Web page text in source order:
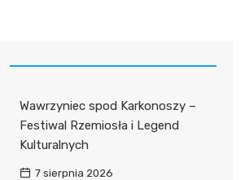
Wawrzyniec spod Karkonoszy –
Festiwal Rzemiosła i Legend
Kulturalnych
7 sierpnia 2026